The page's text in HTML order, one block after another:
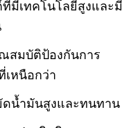
ที่มีเทคโนโลยีสูงและมี
ณสมบัติป้องกันการ
เหนือกว่า
ดน้ำมันสูงและทนทาน